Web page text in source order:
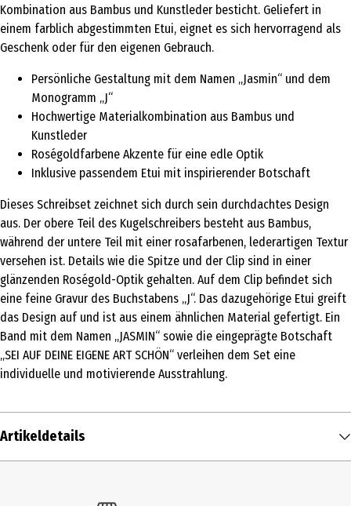
Kombination aus Bambus und Kunstleder besticht. Geliefert in
einem farblich abgestimmten Etui, eignet es sich hervorragend als
Geschenk oder für den eigenen Gebrauch.
Persönliche Gestaltung mit dem Namen „Jasmin“ und dem
Monogramm „J“
Hochwertige Materialkombination aus Bambus und
Kunstleder
Roségoldfarbene Akzente für eine edle Optik
Inklusive passendem Etui mit inspirierender Botschaft
Dieses Schreibset zeichnet sich durch sein durchdachtes Design
aus. Der obere Teil des Kugelschreibers besteht aus Bambus,
während der untere Teil mit einer rosafarbenen, lederartigen Textur
versehen ist. Details wie die Spitze und der Clip sind in einer
glänzenden Roségold-Optik gehalten. Auf dem Clip befindet sich
eine feine Gravur des Buchstabens „J“. Das dazugehörige Etui greift
das Design auf und ist aus einem ähnlichen Material gefertigt. Ein
Band mit dem Namen „JASMIN“ sowie die eingeprägte Botschaft
„SEI AUF DEINE EIGENE ART SCHÖN“ verleihen dem Set eine
individuelle und motivierende Ausstrahlung.
Artikeldetails